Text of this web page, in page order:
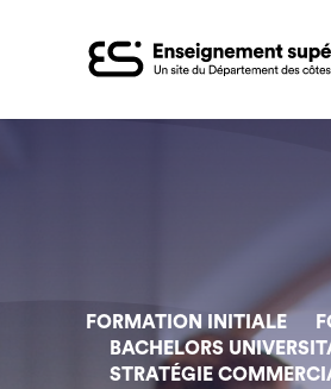
FORMATION INITIALE
BACHELORS
STRATÉGIE